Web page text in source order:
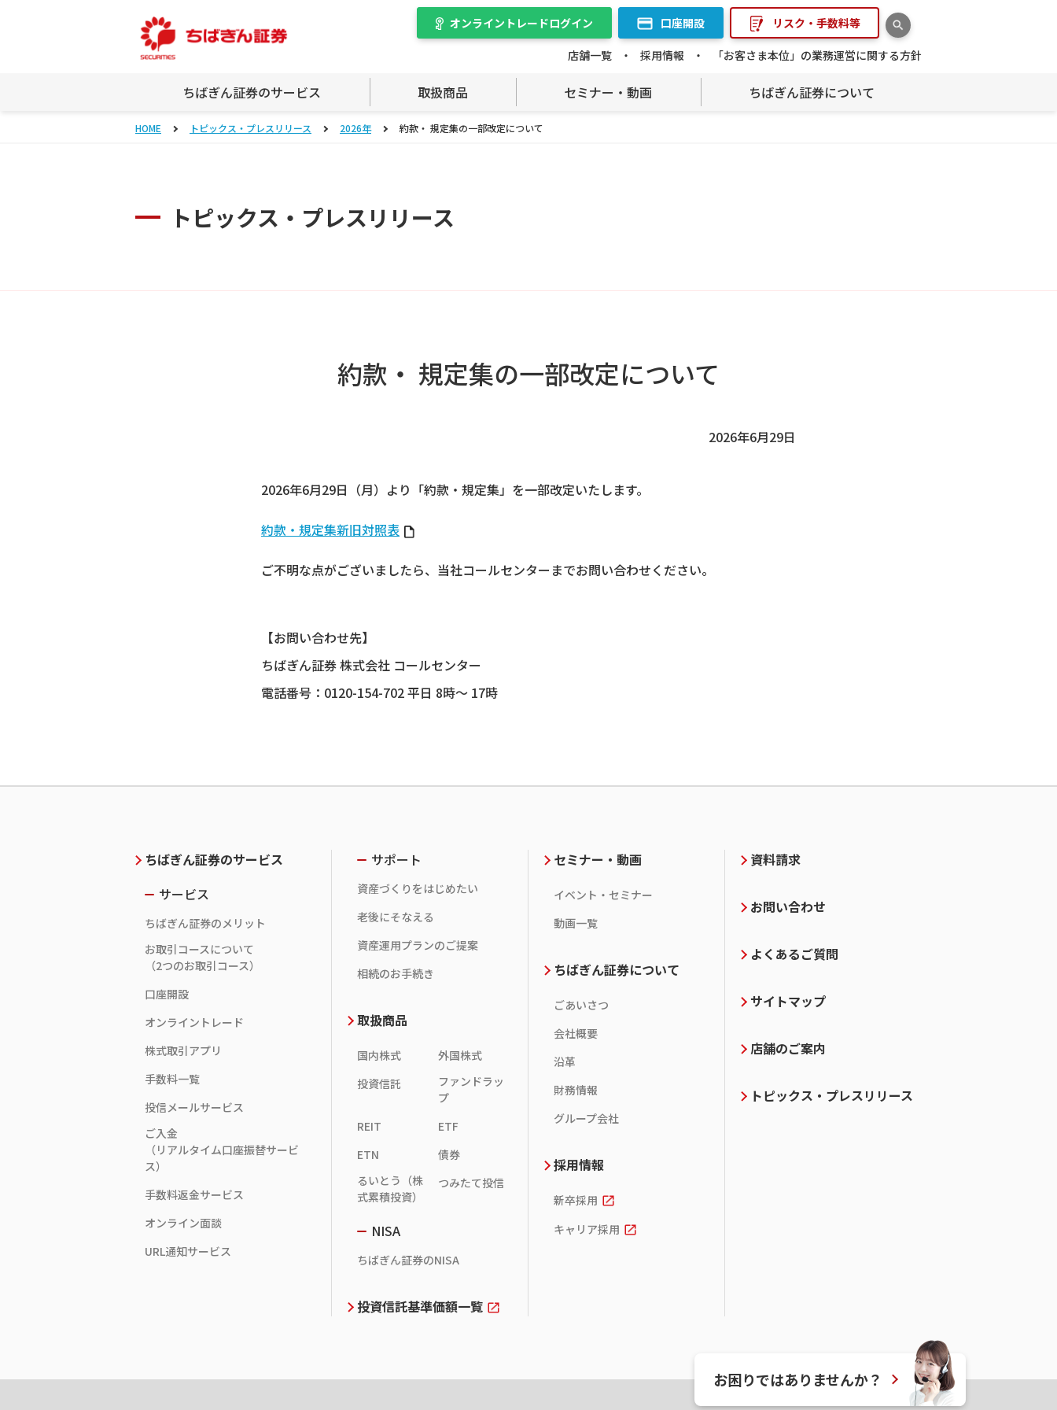
オンライントレードログイン 口座開設 リスク・手数料等
店舗一覧 採用情報 「お客さま本位」の業務運営に関する方針
ちばぎん証券のサービス 取扱商品 セミナー・動画 ちばぎん証券について
HOME トピックス・プレスリリース 2026年 約款・ 規定集の一部改定について
トピックス・プレスリリース
約款・ 規定集の一部改定について
2026年6月29日
2026年6月29日（月）より「約款・規定集」を一部改定いたします。
約款・規定集新旧対照表
ご不明な点がございましたら、当社コールセンターまでお問い合わせください。
【お問い合わせ先】
ちばぎん証券 株式会社 コールセンター
電話番号：0120-154-702 平日 8時～ 17時
ちばぎん証券のサービス
サービス
ちばぎん証券のメリット
お取引コースについて
（2つのお取引コース）
口座開設
オンライントレード
株式取引アプリ
手数料一覧
投信メールサービス
ご入金
（リアルタイム口座振替サービ
ス）
手数料返金サービス
オンライン面談
URL通知サービス
サポート
資産づくりをはじめたい
老後にそなえる
資産運用プランのご提案
相続のお手続き
取扱商品
国内株式
外国株式
投資信託
ファンドラッ
プ
REIT
ETF
ETN
債券
るいとう（株
式累積投資）
つみたて投信
NISA
ちばぎん証券のNISA
投資信託基準価額一覧
セミナー・動画
イベント・セミナー
動画一覧
ちばぎん証券について
ごあいさつ
会社概要
沿革
財務情報
グループ会社
採用情報
新卒採用
キャリア採用
資料請求
お問い合わせ
よくあるご質問
サイトマップ
店舗のご案内
トピックス・プレスリリース
お困りではありませんか？
お問い合わせフォーム
コールセンター
0120-154-702
受付時間：平日 8：00 ～ 17：00